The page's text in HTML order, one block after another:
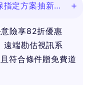
指定方案抽新款
險享82折優惠
遠端勘估視訊系
符合條件贈免費道